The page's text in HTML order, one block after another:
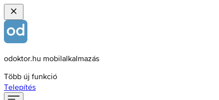
odoktor.hu mobilalkalmazás
Több új funkció
Telepítés